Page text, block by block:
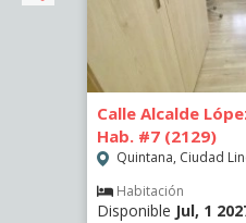
Calle Alcalde
Hab. #7 (2129)
Quintana, Ciudad
Habitación
Disponible Jul, 1